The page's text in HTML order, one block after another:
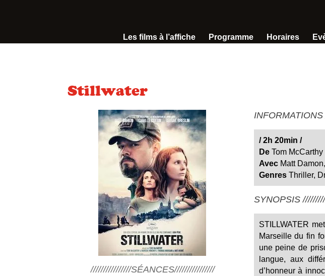
Les films à l’affiche Programme Horaires
Stillwater
////////////////SÉANCES////////////////
/2h 20min /
DeTom McCarthy
AvecMatt
Genres Thriller,
SYNOPSIS
STILLWATER
Marseille du fin
une peine de
langue, aux
d’honneur à